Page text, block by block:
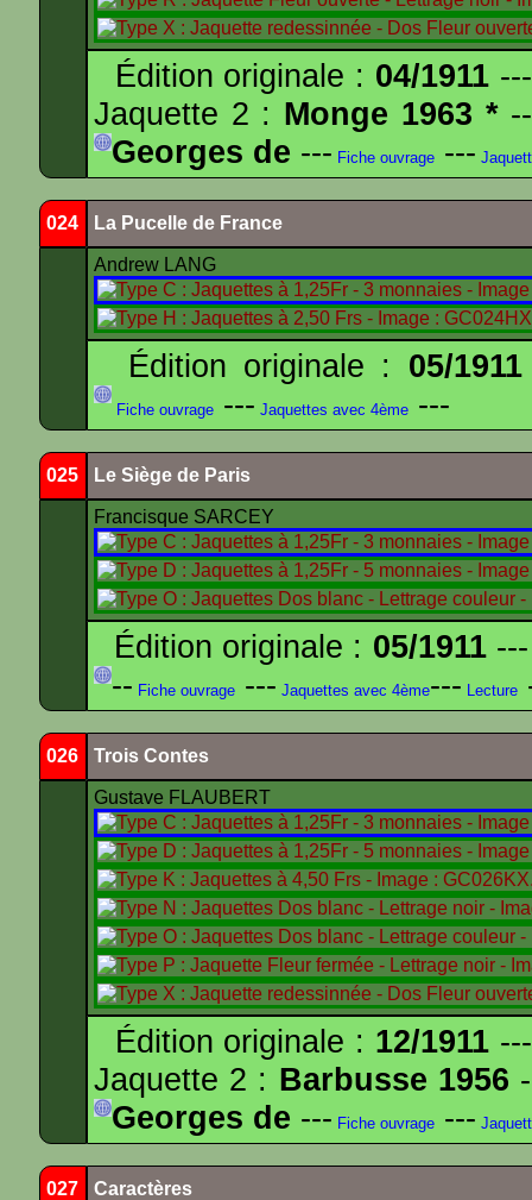
Édition originale : 04/1911
Jaquette 2 : Monge 1963 *
Georges de --- Fiche ouvrage ---
024 La Pucelle de France
Andrew LANG
Édition originale : 05/1911
Fiche ouvrage --- Jaquettes avec 4ème ---
025 Le Siège de Paris
Francisque SARCEY
Édition originale : 05/1911---
-- Fiche ouvrage --- Jaquettes avec 4ème--- Lecture
026 Trois Contes
Gustave FLAUBERT
Édition originale : 12/1911
Jaquette 2 : Barbusse 1956
Georges de --- Fiche ouvrage ---
027 Caractères